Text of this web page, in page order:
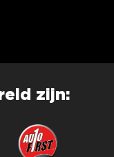
zijn: